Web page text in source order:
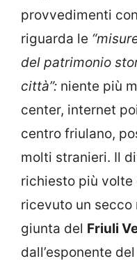
provvedimenti
riguarda le
del patrimonio
città”: niente più
center, internet
centro friulano,
molti stranieri. Il
richiesto più volte
ricevuto un
giunta del Friuli
dall’esponente del